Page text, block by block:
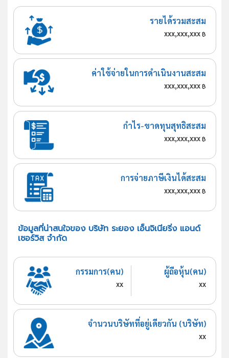
รายได้รวมสะสม
xxx,xxx,xxx฿
ค่าใช้จ่ายในการดำเนินงานสะสม
xxx,xxx,xxx฿
กำไร-ขาดทุนสุทธิสะสม
xxx,xxx,xxx฿
การจ่ายภาษีเงินได้สะสม
xxx,xxx,xxx฿
ข้อมูลที่น่าสนใจของ บริษัท ระยอง เอ็นจิเนียริ่ง แอนด์
เซอร์วิส จำกัด
กรรมการ(คน)
xx
ผู้ถือหุ้น(คน)
xx
จำนวนบริษัทที่อยู่เดียวกัน (บริษัท)
xx